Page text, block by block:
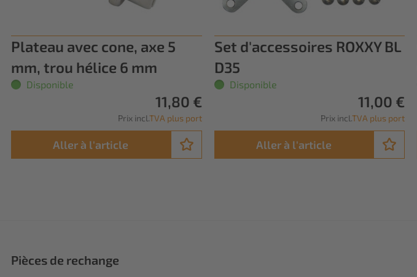
Plateau avec cone, axe 5
mm, trou hélice 6 mm
Disponible
11,80 €
Prix incl.TVA plus port
Aller à l'article
Set d'accessoires ROXXY BL
D35
Disponible
11,00 €
Prix incl.TVA plus port
Aller à l'article
Pièces de rechange